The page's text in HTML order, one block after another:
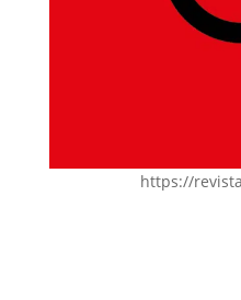
https://